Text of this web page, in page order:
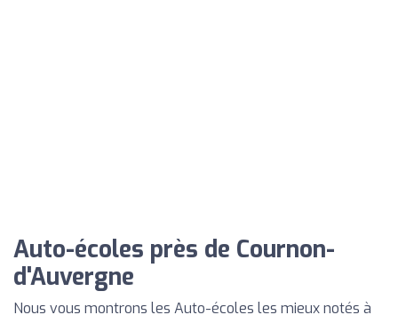
Auto-écoles près de Cournon-
d'Auvergne
Nous vous montrons les Auto-écoles les mieux notés à